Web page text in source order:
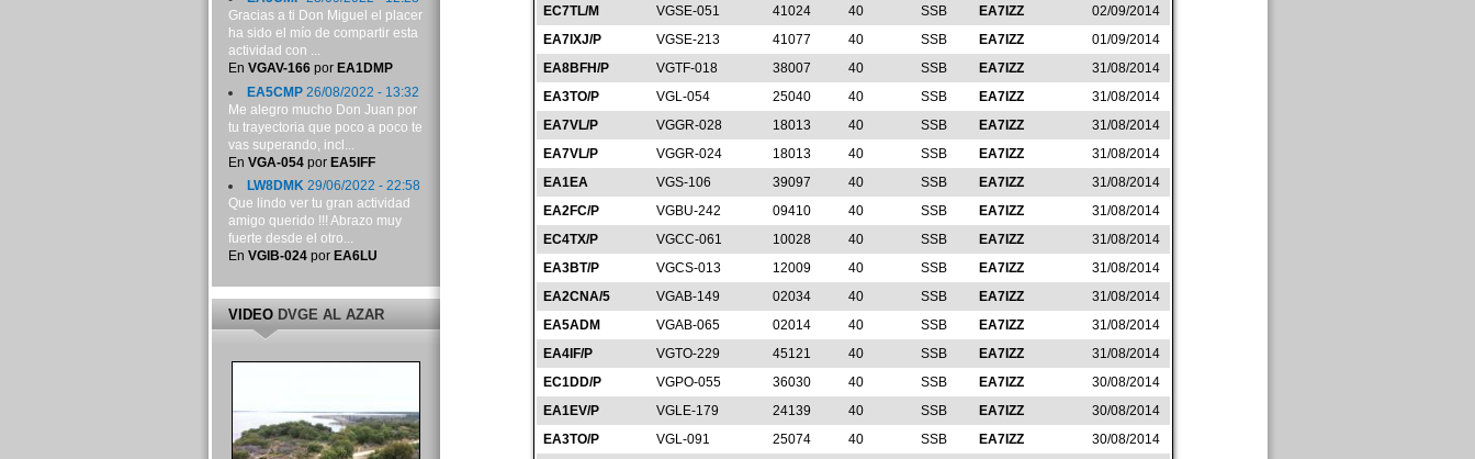
EC7TL/M
VGSE-051 41024 40 SSB EA7IZZ
02/09/2014
EA7IXJ/P
VGSE-213 41077 40 SSB EA7IZZ
01/09/2014
EA8BFH/P
VGTF-018 38007 40 SSB EA7IZZ
31/08/2014
EA3TO/P
VGL-054 25040 40 SSB EA7IZZ
31/08/2014
EA7VL/P
VGGR-028 18013 40 SSB EA7IZZ
31/08/2014
EA7VL/P
VGGR-024 18013 40 SSB EA7IZZ
31/08/2014
EA1EA
VGS-106 39097 40 SSB EA7IZZ
31/08/2014
EA2FC/P
VGBU-242 09410 40 SSB EA7IZZ
31/08/2014
EC4TX/P
VGCC-061 10028 40 SSB EA7IZZ
31/08/2014
EA3BT/P
VGCS-013 12009 40 SSB EA7IZZ
31/08/2014
EA2CNA/5
VGAB-149 02034 40 SSB EA7IZZ
31/08/2014
EA5ADM
VGAB-065 02014 40 SSB EA7IZZ
31/08/2014
EA4IF/P
VGTO-229 45121 40 SSB EA7IZZ
31/08/2014
EC1DD/P
VGPO-055 36030 40 SSB EA7IZZ
30/08/2014
EA1EV/P
VGLE-179 24139 40 SSB EA7IZZ
30/08/2014
EA3TO/P
VGL-091 25074 40 SSB EA7IZZ
30/08/2014
Gracias a ti Don Miguel el placer
ha sido el mío de compartir esta
actividad con ...
En VGAV-166por EA1DMP
EA5CMP26/08/2022 - 13:32
Me alegro mucho Don Juan por
tu trayectoria que poco a poco te
vas superando, incl...
En VGA-054por EA5IFF
LW8DMK29/06/2022 - 22:58
Que lindo ver tu gran actividad
amigo querido !!! Abrazo muy
fuerte desde el otro...
En VGIB-024por EA6LU
VIDEODVGE AL AZAR